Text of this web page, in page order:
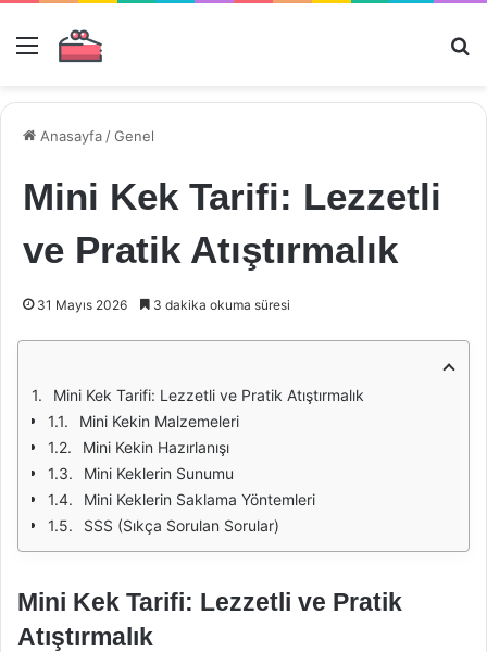
Menü
Anasayfa /Genel
Mini Kek Tarifi: Lezzetli
ve Pratik Atıştırmalık
31 Mayıs 2026 3 dakika okuma süresi
Mini Kek Tarifi: Lezzetli ve Pratik Atıştırmalık
Mini Kekin Malzemeleri
Mini Kekin Hazırlanışı
Mini Keklerin Sunumu
Mini Keklerin Saklama Yöntemleri
SSS (Sıkça Sorulan Sorular)
Mini Kek Tarifi: Lezzetli ve Pratik
Atıştırmalık